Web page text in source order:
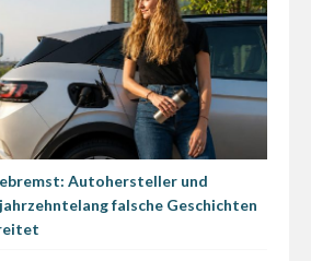
Autohersteller und
falsche Geschichten